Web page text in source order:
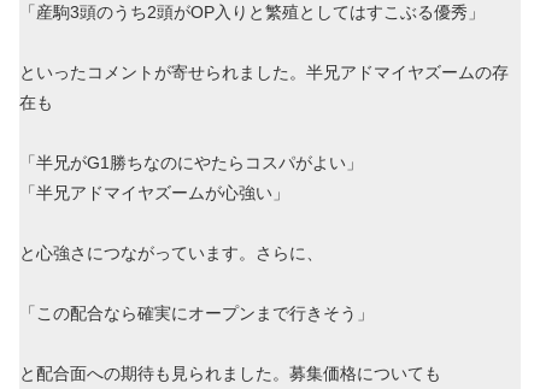
「産駒3頭のうち2頭がOP入りと繁殖としてはすこぶる優秀」
といったコメントが寄せられました。半兄アドマイヤズームの存
在も
「半兄がG1勝ちなのにやたらコスパがよい」
「半兄アドマイヤズームが心強い」
と心強さにつながっています。さらに、
「この配合なら確実にオープンまで行きそう」
と配合面への期待も見られました。募集価格についても